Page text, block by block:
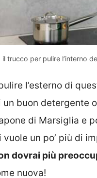
trucco per pulire l’interno
l’esterno di
un buon detergente
di Marsiglia e
vuole un po’ più di
dovrai più
nuova!